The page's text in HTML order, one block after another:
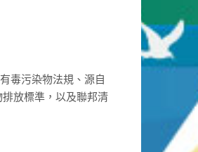
毒污染物法規、源自
放標準，以及聯邦清